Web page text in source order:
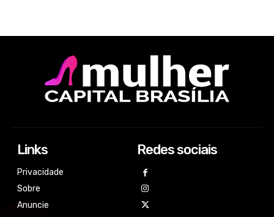
Links
Privacidade
Sobre
Anuncie
Redes sociais